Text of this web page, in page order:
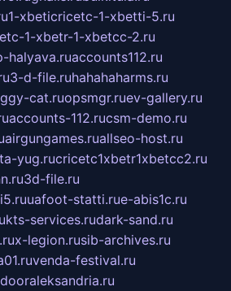
1-xbeticricetc-1-xbetti-5.ru
1-xbetr-1-xbetcc-2.ru
halyava.ruaccounts112.ru
3-d-file.ruhahahaharms.ru
cat.ruopsmgr.ruev-gallery.ru
accounts-112.rucsm-demo.ru
airgungames.ruallseo-host.ru
yug.rucricetc1xbetr1xbetcc2.ru
3d-file.ru
uafoot-statti.rue-abis1c.ru
kts-services.rudark-sand.ru
x-legion.rusib-archives.ru
venda-festival.ru
dooraleksandria.ru